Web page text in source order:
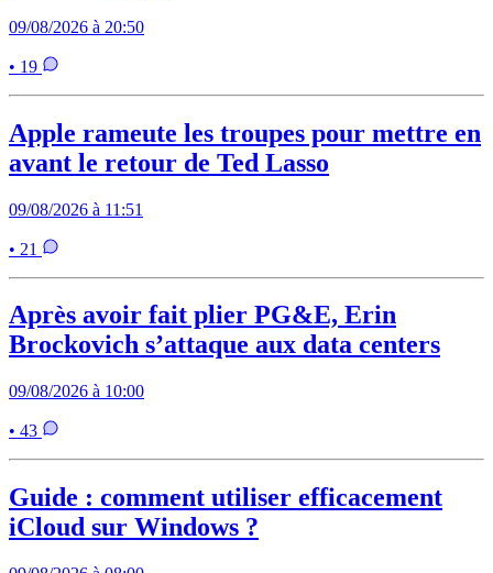
09/08/2026 à 20:50
• 19
Apple rameute les troupes pour mettre en
avant le retour de Ted Lasso
09/08/2026 à 11:51
• 21
Après avoir fait plier PG&E, Erin
Brockovich s’attaque aux data centers
09/08/2026 à 10:00
• 43
Guide : comment utiliser efficacement
iCloud sur Windows ?